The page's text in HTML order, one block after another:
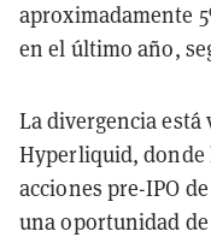
aproximadamente
en el último año,
La divergencia está
Hyperliquid, donde
acciones pre-IPO
una oportunidad